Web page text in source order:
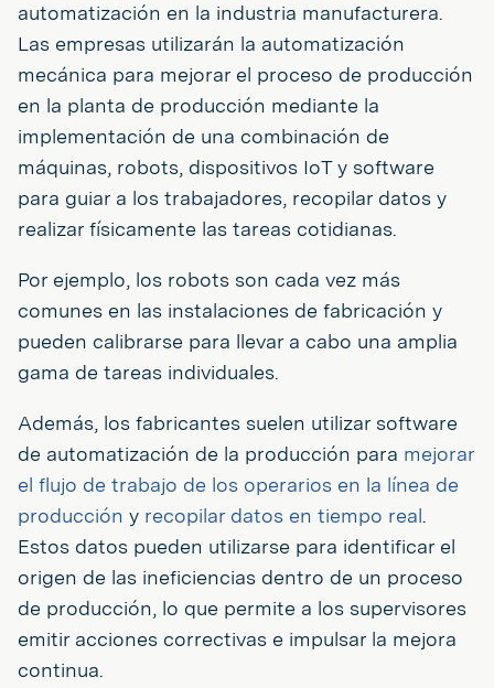
automatización en la industria manufacturera.
Las empresas utilizarán la automatización
mecánica para mejorar el proceso de producción
en la planta de producción mediante la
implementación de una combinación de
máquinas, robots, dispositivos IoT y software
para guiar a los trabajadores, recopilar datos y
realizar físicamente las tareas cotidianas.
Por ejemplo, los robots son cada vez más
comunes en las instalaciones de fabricación y
pueden calibrarse para llevar a cabo una amplia
gama de tareas individuales.
Además, los fabricantes suelen utilizar software
de automatización de la producción para mejorar
el flujo de trabajo de los operarios en la línea de
producción y recopilar datos en tiempo real.
Estos datos pueden utilizarse para identificar el
origen de las ineficiencias dentro de un proceso
de producción, lo que permite a los supervisores
emitir acciones correctivas e impulsar la mejora
continua.